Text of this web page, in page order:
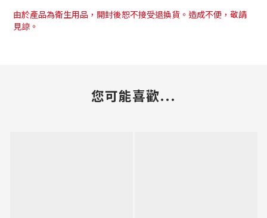
由於產品為衛生用品，開封後恕不接受退換貨。造成不便，敬請
見諒。
您可能喜歡...